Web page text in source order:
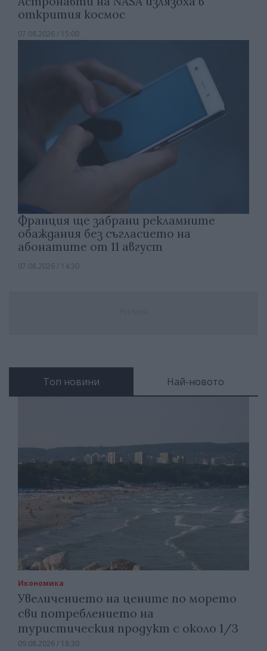
открития космос
07.08.2026 / 15:00
Франция ще забрани рекламните
обаждания без съгласието на
абонатите от 11 август
07.08.2026 / 14:30
Топ новини Най-новото
Икономика
Увеличението на цените по морето
сви потреблението на
туристическия продукт с около 1/3
09.08.2026 / 18:30